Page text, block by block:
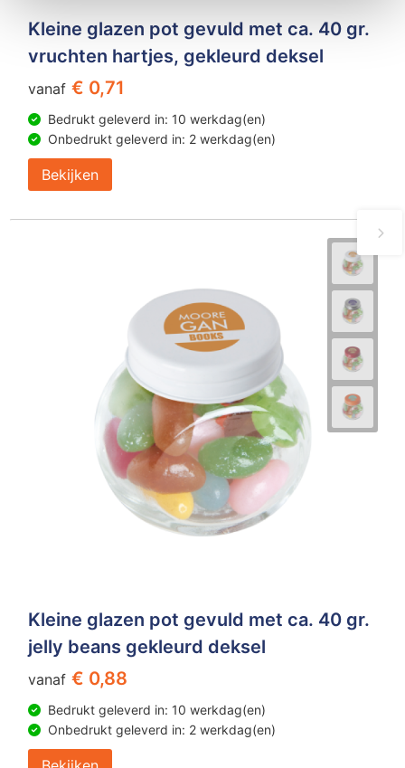
Kleine glazen pot gevuld met ca. 40 gr.
vruchten hartjes, gekleurd deksel
vanaf € 0,71
Bedrukt geleverd in: 10 werkdag(en)
Onbedrukt geleverd in: 2 werkdag(en)
Bekijken
Kleine glazen pot gevuld met ca. 40 gr.
jelly beans gekleurd deksel
vanaf € 0,88
Bedrukt geleverd in: 10 werkdag(en)
Onbedrukt geleverd in: 2 werkdag(en)